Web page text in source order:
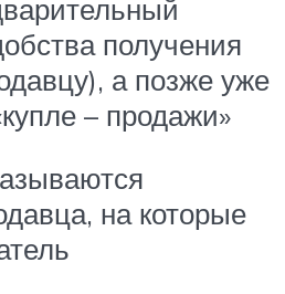
получения
а позже уже
– продажи»
на которые